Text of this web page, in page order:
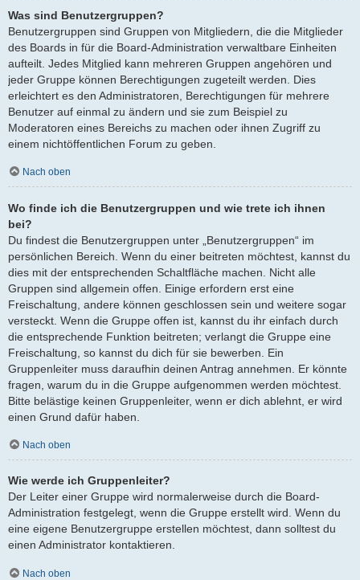
Was sind Benutzergruppen?
Benutzergruppen sind Gruppen von Mitgliedern, die die Mitglieder
des Boards in für die Board-Administration verwaltbare Einheiten
aufteilt. Jedes Mitglied kann mehreren Gruppen angehören und
jeder Gruppe können Berechtigungen zugeteilt werden. Dies
erleichtert es den Administratoren, Berechtigungen für mehrere
Benutzer auf einmal zu ändern und sie zum Beispiel zu
Moderatoren eines Bereichs zu machen oder ihnen Zugriff zu
einem nichtöffentlichen Forum zu geben.
Nach oben
Wo finde ich die Benutzergruppen und wie trete ich ihnen
bei?
Du findest die Benutzergruppen unter „Benutzergruppen“ im
persönlichen Bereich. Wenn du einer beitreten möchtest, kannst du
dies mit der entsprechenden Schaltfläche machen. Nicht alle
Gruppen sind allgemein offen. Einige erfordern erst eine
Freischaltung, andere können geschlossen sein und weitere sogar
versteckt. Wenn die Gruppe offen ist, kannst du ihr einfach durch
die entsprechende Funktion beitreten; verlangt die Gruppe eine
Freischaltung, so kannst du dich für sie bewerben. Ein
Gruppenleiter muss daraufhin deinen Antrag annehmen. Er könnte
fragen, warum du in die Gruppe aufgenommen werden möchtest.
Bitte belästige keinen Gruppenleiter, wenn er dich ablehnt, er wird
einen Grund dafür haben.
Nach oben
Wie werde ich Gruppenleiter?
Der Leiter einer Gruppe wird normalerweise durch die Board-
Administration festgelegt, wenn die Gruppe erstellt wird. Wenn du
eine eigene Benutzergruppe erstellen möchtest, dann solltest du
einen Administrator kontaktieren.
Nach oben